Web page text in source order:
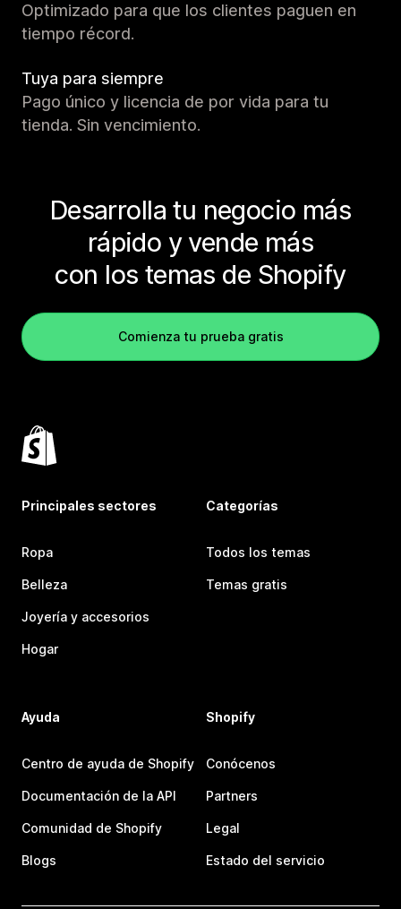
Optimizado para que los clientes paguen en
tiempo récord.
Tuya para siempre
Pago único y licencia de por vida para tu
tienda. Sin vencimiento.
Desarrolla tu negocio más
rápido y vende más
con los temas de Shopify
Comienza tu prueba gratis
Principales sectores
Ropa
Belleza
Joyería y accesorios
Hogar
Categorías
Todos los temas
Temas gratis
Ayuda
Centro de ayuda de Shopify
Documentación de la API
Comunidad de Shopify
Blogs
Shopify
Conócenos
Partners
Legal
Estado del servicio